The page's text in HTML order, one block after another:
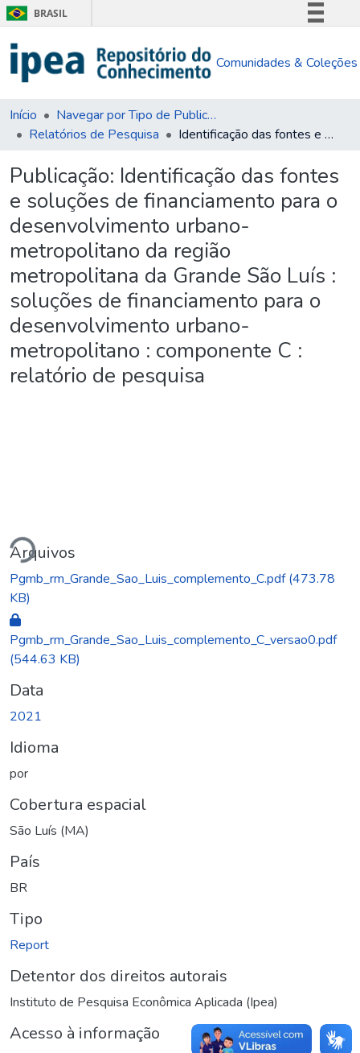
BRASIL
Comunica BR
Acesso à informação
Legislação
Comunidades & Coleções
Início
Navegar por Tipo de Publicação
Relatórios de Pesquisa
Identificação das fontes e soluções de financiamento para o desenvolvimento urbano-metropolitano da região metropolitana da Grande São Luís : soluções de financiamento para o desenvolvimento urbano-metropolitano : componente C : relatório de pesquisa
Publicação: Identificação das fontes
e soluções de financiamento para o
desenvolvimento urbano-
metropolitano da região
metropolitana da Grande São Luís :
soluções de financiamento para o
desenvolvimento urbano-
metropolitano : componente C :
relatório de pesquisa
Arquivos
Pgmb_rm_Grande_Sao_Luis_complemento_C.pdf(473.78
KB)
Pgmb_rm_Grande_Sao_Luis_complemento_C_versao0.pdf
(544.63 KB)
Data
2021
Idioma
por
Cobertura espacial
São Luís (MA)
País
BR
Tipo
Report
Detentor dos direitos autorais
Instituto de Pesquisa Econômica Aplicada (Ipea)
Acesso à informação